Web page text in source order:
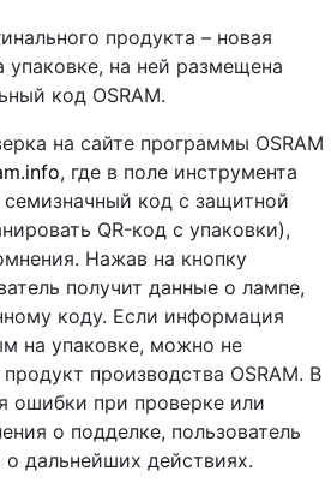
продукта – новая
упаковке, на ней размещена
код OSRAM.
на сайте программы OSRAM
, где в поле инструмента
код с защитной
QR-код с упаковки),
Нажав на кнопку
получит данные о лампе,
коду. Если информация
на упаковке, можно не
производства OSRAM. В
ошибки при проверке или
о подделке, пользователь
о дальнейших действиях.